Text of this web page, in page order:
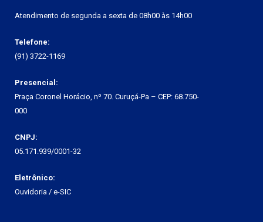
Atendimento de segunda a sexta de 08h00 às 14h00
Telefone:
(91) 3722-1169
Presencial:
Praça Coronel Horácio, nº 70. Curuçá-Pa – CEP: 68.750-
000
CNPJ:
05.171.939/0001-32
Eletrônico:
Ouvidoria / e-SIC